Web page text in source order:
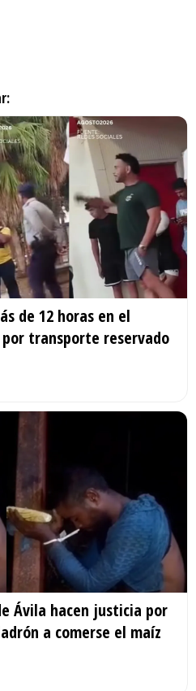
de 12 horas en el
transporte reservado
Ávila hacen justicia por
a comerse el maíz